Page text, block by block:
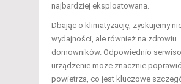
najbardziej eksploatowana.
Dbając o klimatyzację, zyskujemy
wydajności, ale również na zdrowiu
domowników. Odpowiednio
urządzenie może znacznie
powietrza, co jest kluczowe